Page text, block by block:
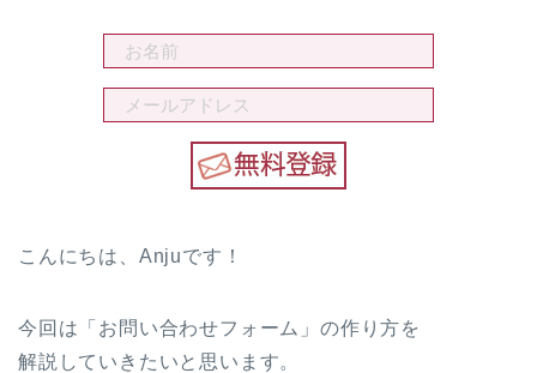
こんにちは、Anjuです！
今回は「お問い合わせフォーム」の作り方を
解説していきたいと思います。